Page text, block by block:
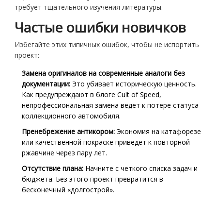
требует тщательного изучения литературы.
Частые ошибки новичков
Избегайте этих типичных ошибок, чтобы не испортить
проект:
Замена оригиналов на современные аналоги без
документации: Это убивает историческую ценность.
Как предупреждают в блоге Cult of Speed,
непрофессиональная замена ведет к потере статуса
коллекционного автомобиля.
Пренебрежение антикором: Экономия на катафорезе
или качественной покраске приведет к повторной
ржавчине через пару лет.
Отсутствие плана: Начните с четкого списка задач и
бюджета. Без этого проект превратится в
бесконечный «долгострой».